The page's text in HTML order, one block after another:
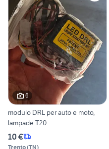
6
modulo DRL per auto e moto,
lampade T20
10 €
Trento(TN)